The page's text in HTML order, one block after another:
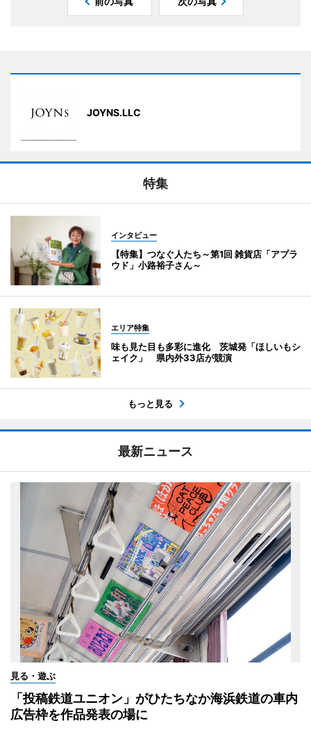
JOYNS.LLC
特集
インタビュー
【特集】つなぐ人たち～第1回 雑貨店「アプラ
ウド」小路裕子さん～
エリア特集
味も見た目も多彩に進化 茨城発「ほしいもシ
ェイク」 県内外33店が競演
もっと見る
最新ニュース
見る・遊ぶ
「投稿鉄道ユニオン」がひたちなか海浜鉄道の車内
広告枠を作品発表の場に